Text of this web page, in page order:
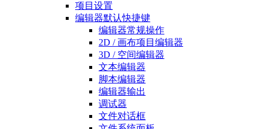
项目设置
编辑器默认快捷键
编辑器常规操作
2D / 画布项目编辑器
3D / 空间编辑器
文本编辑器
脚本编辑器
编辑器输出
调试器
文件对话框